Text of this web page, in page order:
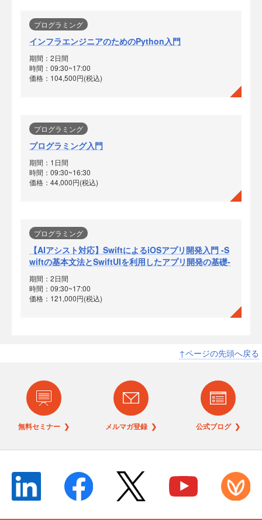
プログラミング
インフラエンジニアのためのPython入門
期間：2日間
時間：09:30~17:00
価格：104,500円(税込)
プログラミング
プログラミング入門
期間：1日間
時間：09:30~16:30
価格：44,000円(税込)
プログラミング
【AIアシスト対応】SwiftによるiOSアプリ開発入門 -S
wiftの基本文法とSwiftUIを利用したアプリ開発の基礎-
期間：2日間
時間：09:30~17:00
価格：121,000円(税込)
↑ページの先頭へ戻る
無料セミナー ❯ メルマガ登録 ❯ 公式ブログ ❯